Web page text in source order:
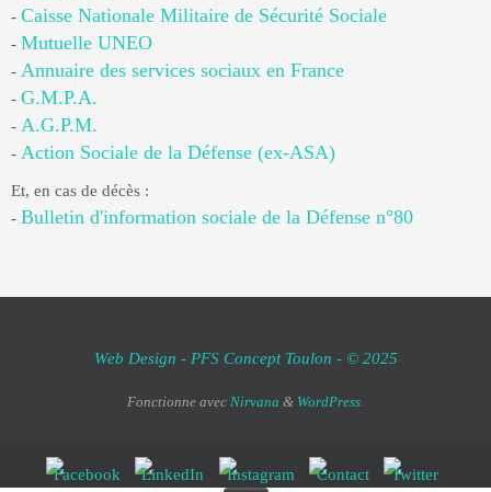
- Caisse Nationale Militaire de Sécurité Sociale
- Mutuelle UNEO
- Annuaire des services sociaux en France
- G.M.P.A.
- A.G.P.M.
- Action Sociale de la Défense (ex-ASA)
Et, en cas de décès :
- Bulletin d'information sociale de la Défense n°80
Web Design - PFS Concept Toulon - © 2025
Fonctionne avec Nirvana & WordPress.